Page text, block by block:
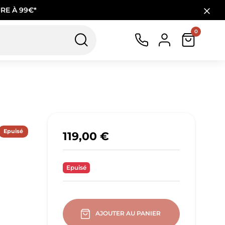
À 99€*
0
Epuisé 119,00 €
Epuisé
AJOUTER AU PANIER